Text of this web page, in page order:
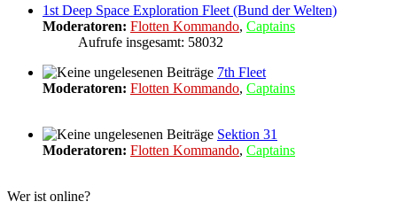
1st Deep Space Exploration Fleet (Bund der Welten)
Moderatoren: Flotten Kommando, Captains
Aufrufe insgesamt: 58032
7th Fleet
Moderatoren: Flotten Kommando, Captains
Sektion 31
Moderatoren: Flotten Kommando, Captains
Wer ist online?